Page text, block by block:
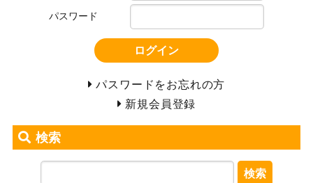
パスワード
ログイン
パスワードをお忘れの方
新規会員登録
検索
検索